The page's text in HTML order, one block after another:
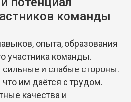
команды
опыта, образования
участника команды.
сильные и слабые стороны.
им даётся с трудом.
качества и